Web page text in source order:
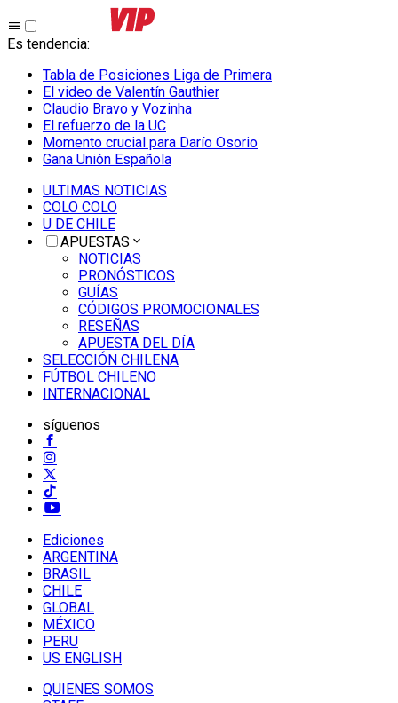
Es tendencia:
Tabla de Posiciones Liga de Primera
El video de Valentín Gauthier
Claudio Bravo y Vozinha
El refuerzo de la UC
Momento crucial para Darío Osorio
Gana Unión Española
ULTIMAS NOTICIAS
COLO COLO
U DE CHILE
APUESTAS
NOTICIAS
PRONÓSTICOS
GUÍAS
CÓDIGOS PROMOCIONALES
RESEÑAS
APUESTA DEL DÍA
SELECCIÓN CHILENA
FÚTBOL CHILENO
INTERNACIONAL
síguenos
Ediciones
ARGENTINA
BRASIL
CHILE
GLOBAL
MÉXICO
PERU
US ENGLISH
QUIENES SOMOS